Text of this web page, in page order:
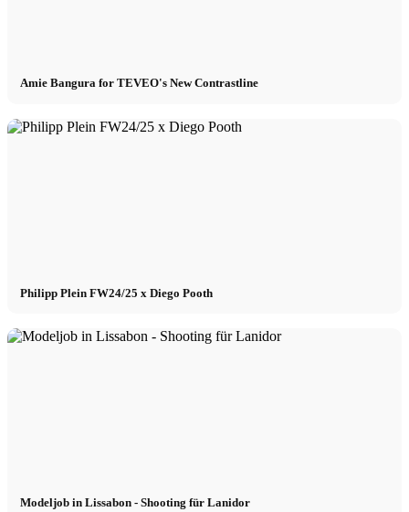
Amie Bangura for TEVEO's New Contrastline
Philipp Plein FW24/25 x Diego Pooth
Modeljob in Lissabon - Shooting für Lanidor